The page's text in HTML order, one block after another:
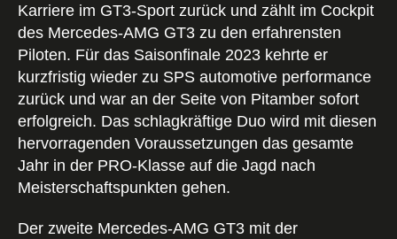
Karriere im GT3-Sport zurück und zählt im Cockpit
des Mercedes-AMG GT3 zu den erfahrensten
Piloten. Für das Saisonfinale 2023 kehrte er
kurzfristig wieder zu SPS automotive performance
zurück und war an der Seite von Pitamber sofort
erfolgreich. Das schlagkräftige Duo wird mit diesen
hervorragenden Voraussetzungen das gesamte
Jahr in der PRO-Klasse auf die Jagd nach
Meisterschaftspunkten gehen.
Der zweite Mercedes-AMG GT3 mit der